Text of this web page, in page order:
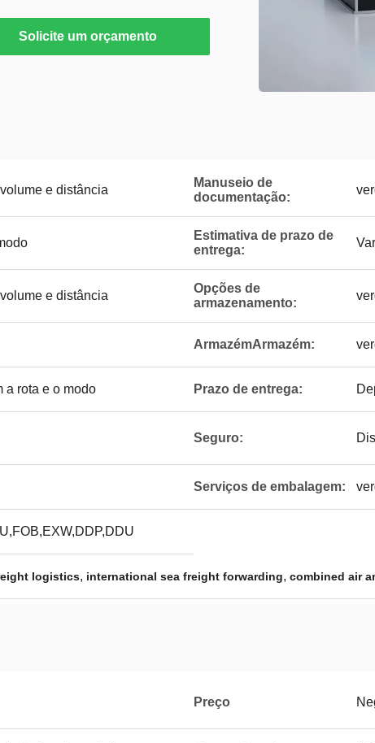
Solicite um orçamento
e distância
Manuseio de
documentação:
Estimativa de prazo de
entrega:
e distância
Opções de
armazenamento:
ArmazémArmazém:
a rota e o modo Prazo de entrega:
Seguro:
Serviços de embalagem:
logistics, international sea freight forwarding, combined air
Preço